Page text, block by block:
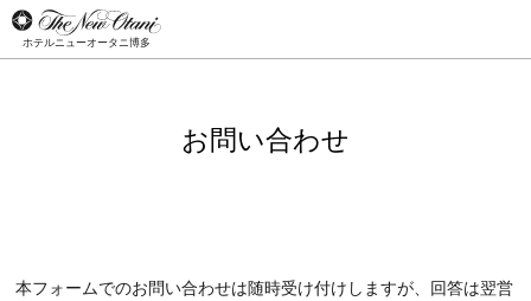
ホテルニューオータニ博多
お問い合わせ
本フォームでのお問い合わせは随時受け付けしますが、回答は翌営